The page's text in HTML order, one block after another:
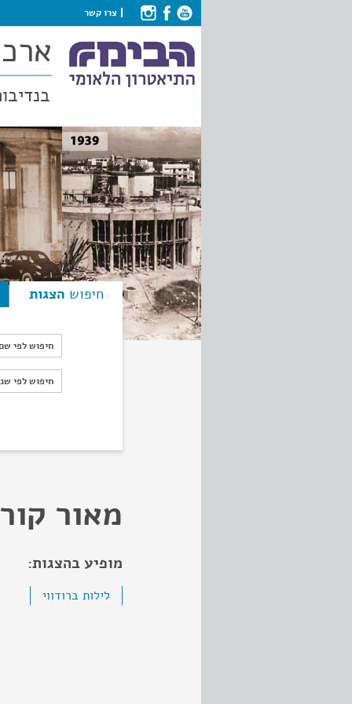
צרו קשר
חיפוש הצגות
חיפוש לפי
חיפוש לפי
חיפוש לפי
מאור
מופיע בהצגות:
לילות ברודווי